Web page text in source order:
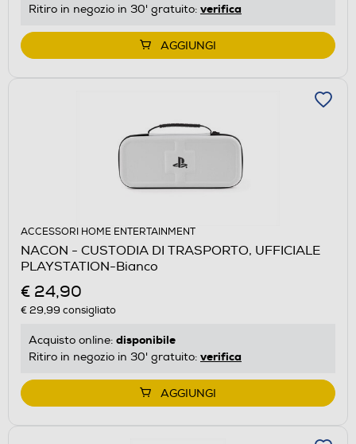
Ritiro in negozio in 30' gratuito: verifica
AGGIUNGI
ACCESSORI HOME ENTERTAINMENT
NACON - CUSTODIA DI TRASPORTO, UFFICIALE
PLAYSTATION-Bianco
€ 24,90
€ 29,99 consigliato
Acquisto online: disponibile
Ritiro in negozio in 30' gratuito: verifica
AGGIUNGI